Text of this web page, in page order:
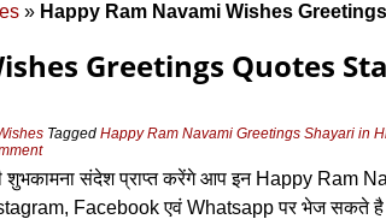
» Happy Ram Navami Wishes
Greetings Quotes
Tagged Happy Ram Navami Greetings Shayari in
शुभकामना संदेश प्राप्‍त करेंगे आप इन Happy Ram
Facebook एवं Whatsapp पर भेज सकते